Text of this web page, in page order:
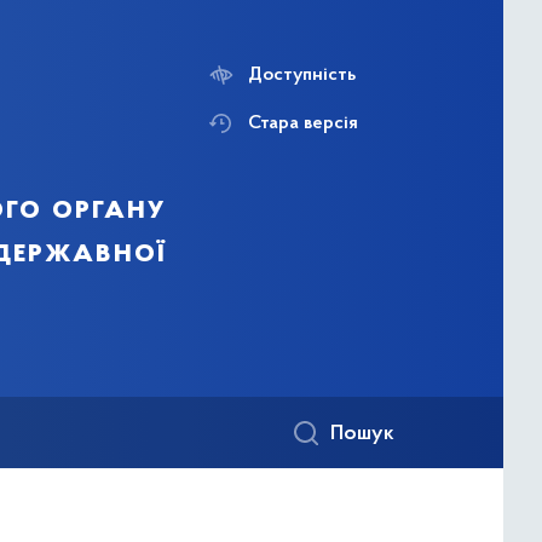
органу
Доступність
Стара версія
Пошук